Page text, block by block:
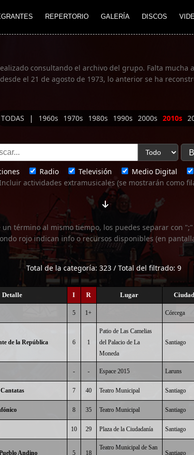
REPERTORIO GALERÍA DISCOS
consultando el archivo del grupo. Falta
el 21 de agosto de 1973, lo anterior se ha
TODAS | 1960s 1970s 1980s 1990s 2000s 2010s
Radio Televisión Medio Digital
actividades extramusicales (se mostrarán como
término al mismo tiempo, los puedes separar con
rojo indican info o recursos disponibles (en
Total de la categoría: 323 / Total del filtrado: 9
Detalle I R Lugar Ciudad
5 1+ Córcega
de la República 6 1
Patio de Las Camelias
del Palacio de La
Moneda
Santiago
- - Espace 2015 Laruns
7 40 Teatro Municipal Santiago
8 35 Teatro Municipal Santiago
10 29 Plaza de la Ciudadanía Santiago
Andino 5 18
Teatro Municipal de San
Santiago